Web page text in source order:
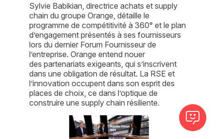
Sylvie Babikian, directrice achats et supply
chain du groupe Orange, détaille le
programme de compétitivité à 360° et le plan
d’engagement présentés à ses fournisseurs
lors du dernier Forum Fournisseur de
l’entreprise. Orange entend nouer
des partenariats exigeants, qui s’inscrivent
dans une obligation de résultat. La RSE et
l’innovation occupent dans son esprit des
places de choix, ce dans l’optique de
construire une supply chain résiliente.